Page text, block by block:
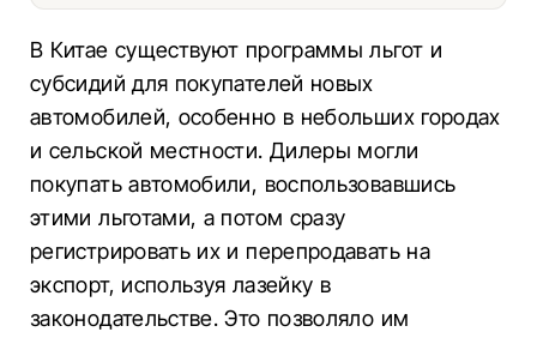
В Китае существуют программы льгот и
субсидий для покупателей новых
автомобилей, особенно в небольших городах
и сельской местности. Дилеры могли
покупать автомобили, воспользовавшись
этими льготами, а потом сразу
регистрировать их и перепродавать на
экспорт, используя лазейку в
законодательстве. Это позволяло им